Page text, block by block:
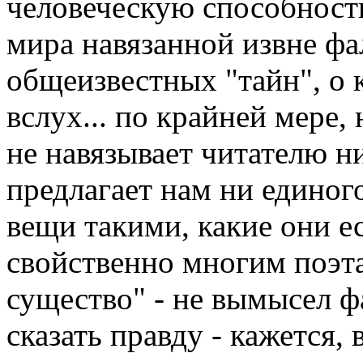
мира навязанной извне
общеизвестных "тайн", о
вслух... по крайней
не навязывает читателю
предлагает нам ни
вещи такими, какие они
свойственно многим
существо" - не вымысел
сказать правду -